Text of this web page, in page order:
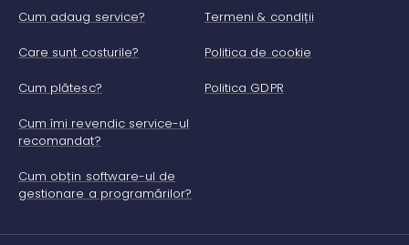
Cum adaug service?
Care sunt costurile?
Cum plătesc?
Cum îmi revendic service-ul
recomandat?
Cum obțin software-ul de
gestionare a programărilor?
Termeni & condiții
Politica de cookie
Politica GDPR